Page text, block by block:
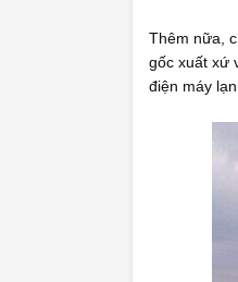
Thêm nữa,
gốc xuất xứ
điện máy